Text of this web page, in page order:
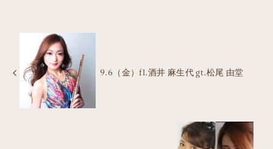
9.6（金）fl.酒井 麻生代 gt.松尾 由堂